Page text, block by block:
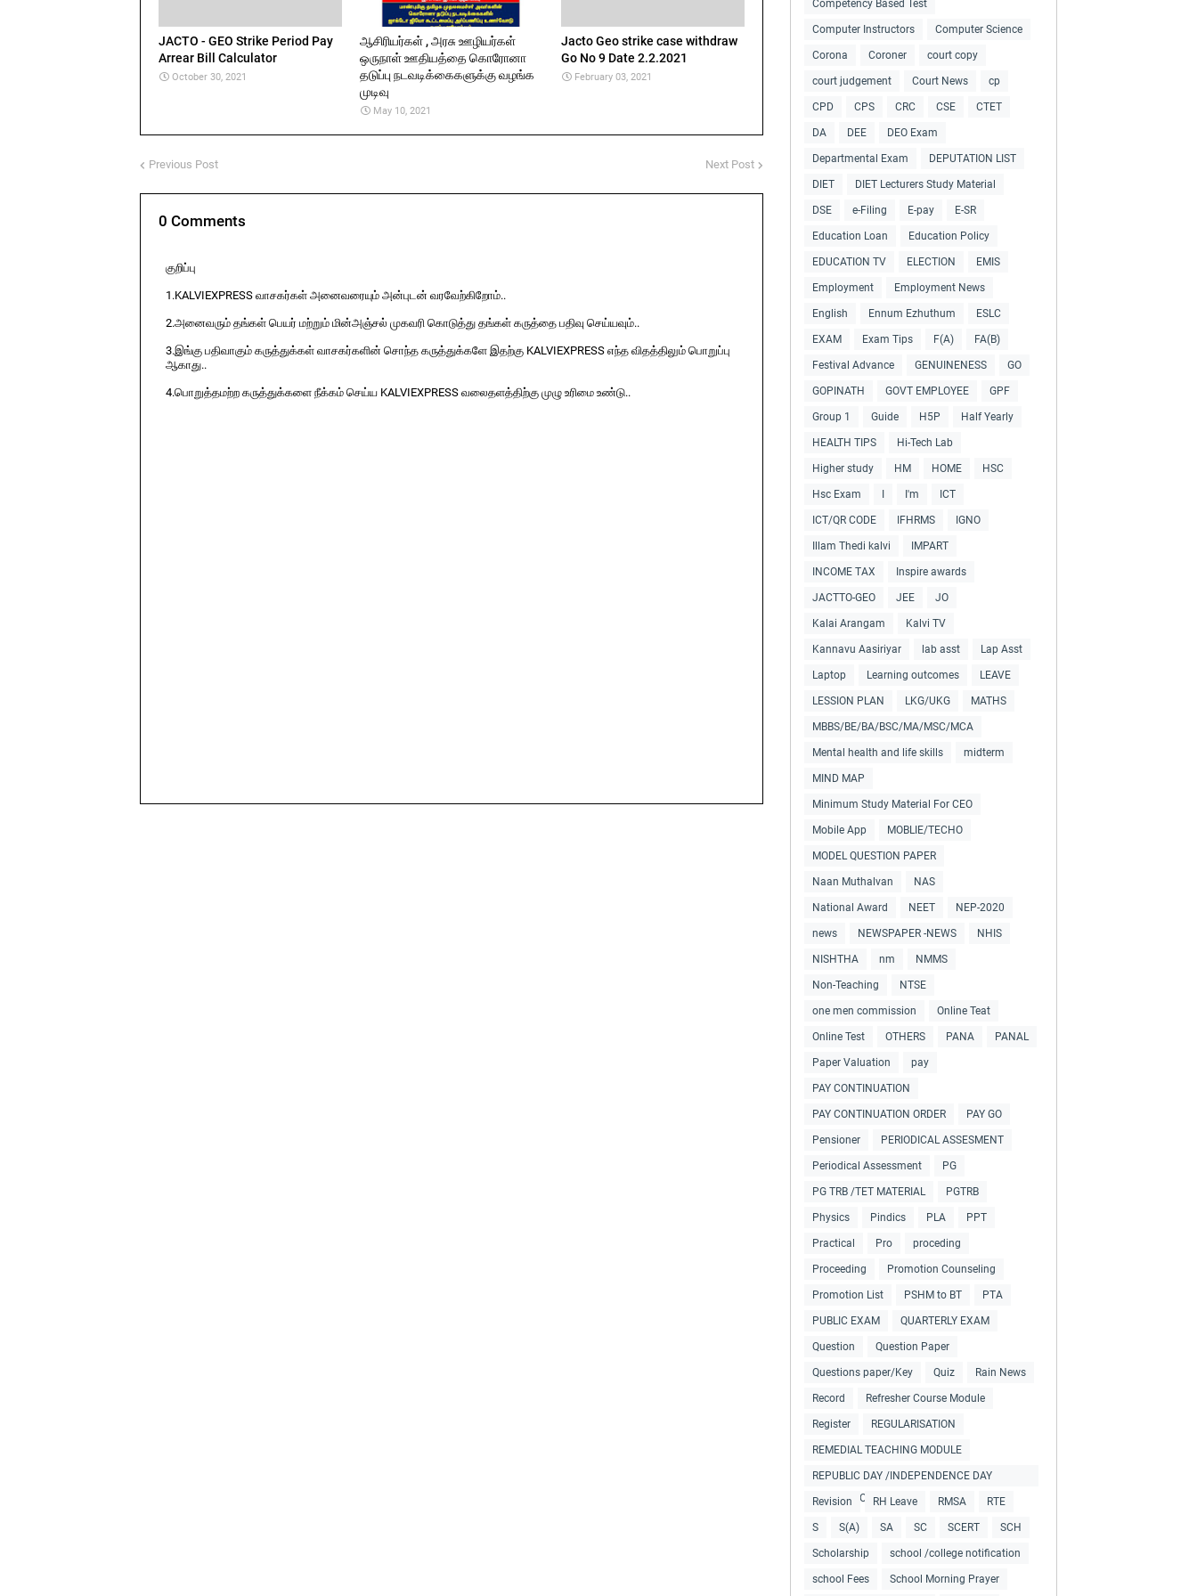
JACTO - GEO Strike Period Pay
Arrear Bill Calculator
October 30, 2021
ஆசிரியர்கள் , அரசு ஊழியர்கள்
ஒருநாள் ஊதியத்தை கொரோனா
தடுப்பு நடவடிக்கைகளுக்கு வழங்க
முடிவு
May 10, 2021
Jacto Geo strike case withdraw
Go No 9 Date 2.2.2021
February 03, 2021
Previous Post Next Post
0 Comments
குறிப்பு
1.KALVIEXPRESS வாசகர்கள் அனைவரையும் அன்புடன் வரவேற்கிறோம்..
2.அனைவரும் தங்கள் பெயர் மற்றும் மின்அஞ்சல் முகவரி கொடுத்து தங்கள் கருத்தை பதிவு செய்யவும்..
3.இங்கு பதிவாகும் கருத்துக்கள் வாசகர்களின் சொந்த கருத்துக்களே இதற்கு KALVIEXPRESS எந்த விதத்திலும் பொறுப்பு
ஆகாது..
4.பொறுத்தமற்ற கருத்துக்களை நீக்கம் செய்ய KALVIEXPRESS வலைதளத்திற்கு முழு உரிமை உண்டு..
Competency Based Test
Computer Instructors Computer Science
Corona Coroner court copy
court judgement Court News cp
CPD CPS CRC CSE CTET
DA DEE DEO Exam
Departmental Exam DEPUTATION LIST
DIET DIET Lecturers Study Material
DSE e-Filing E-pay E-SR
Education Loan Education Policy
EDUCATION TV ELECTION EMIS
Employment Employment News
English Ennum Ezhuthum ESLC
EXAM Exam Tips F(A) FA(B)
Festival Advance GENUINENESS GO
GOPINATH GOVT EMPLOYEE GPF
Group 1 Guide H5P Half Yearly
HEALTH TIPS Hi-Tech Lab
Higher study HM HOME HSC
Hsc Exam I'm ICT
ICT/QR CODE IFHRMS IGNO
Illam Thedi kalvi IMPART
INCOME TAX Inspire awards
JACTTO-GEO JEE JO
Kalai Arangam Kalvi TV
Kannavu Aasiriyar lab asst Lap Asst
Laptop Learning outcomes LEAVE
LESSION PLAN LKG/UKG MATHS
MBBS/BE/BA/BSC/MA/MSC/MCA
Mental health and life skills midterm
MIND MAP
Minimum Study Material For CEO
Mobile App MOBLIE/TECHO
MODEL QUESTION PAPER
Naan Muthalvan NAS
National Award NEET NEP-2020
news NEWSPAPER -NEWS NHIS
NISHTHA nm NMMS
Non-Teaching NTSE
one men commission Online Teat
Online Test OTHERS PANA PANAL
Paper Valuation pay
PAY CONTINUATION
PAY CONTINUATION ORDER PAY GO
Pensioner PERIODICAL ASSESMENT
Periodical Assessment PG
PG TRB /TET MATERIAL PGTRB
Physics Pindics PLA PPT
Practical Pro proceding
Proceeding Promotion Counseling
Promotion List PSHM to BT PTA
PUBLIC EXAM QUARTERLY EXAM
Question Question Paper
Questions paper/Key Quiz Rain News
Record Refresher Course Module
Register REGULARISATION
REMEDIAL TEACHING MODULE
REPUBLIC DAY /INDEPENDENCE DAY
COLLECTIONS
Revision RH Leave RMSA RTE
S S(A) SA SC SCERT SCH
Scholarship school /college notification
school Fees School Morning Prayer